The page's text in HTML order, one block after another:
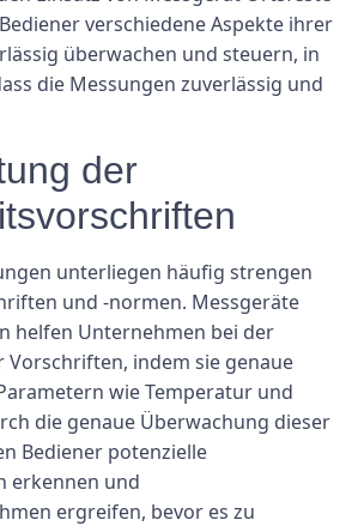
verschiedene Aspekte ihrer
überwachen und steuern, in
die Messungen zuverlässig und
der
unterliegen häufig strengen
und -normen. Messgeräte
helfen Unternehmen bei der
Vorschriften, indem sie genaue
wie Temperatur und
die genaue Überwachung dieser
Bediener potenzielle
erkennen und
ergreifen, bevor es zu